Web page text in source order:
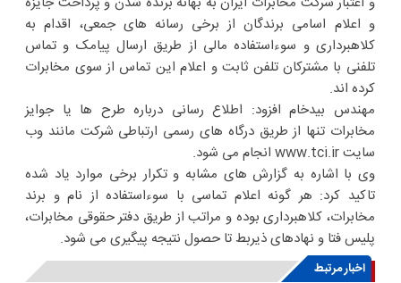
و اعلام اسامی برندگان از برخی رسانه های جمعی، اقدام به
کلاهبرداری و سوءاستفاده مالی از طریق ارسال پیامک و تماس
تلفنی با مشترکان تلفن ثابت و اعلام این تماس از سوی مخابرات
کرده اند.
مهندس بیدخام افزود: اطلاع رسانی درباره طرح ها یا جوایز
مخابرات تنها از طریق درگاه های رسمی ارتباطی شرکت مانند وب
سایت www.tci.ir انجام می شود.
وی با اشاره به گزارش های مشابه و تکرار برخی موارد یاد شده
تاکید کرد: هر گونه اعلام تماسی با سوءاستفاده از نام و برند
مخابرات، کلاهبرداری بوده و مراتب از طریق دفتر حقوقی مخابرات،
پلیس فتا و نهادهای ذیربط تا حصول نتیجه پیگیری می شود.
اخبار مرتبط